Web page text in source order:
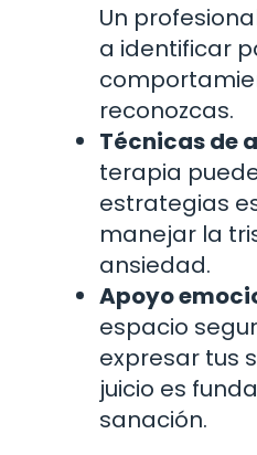
Un
a identificar
reconozcas.
Técnicas de
terapia
estrategias
manejar la
ansiedad.
Apoyo
espacio
expresar tus
juicio es
sanación.